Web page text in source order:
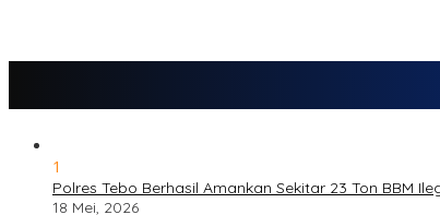
1
Polres Tebo Berhasil Amankan Sekitar 23 Ton BBM
18 Mei, 2026